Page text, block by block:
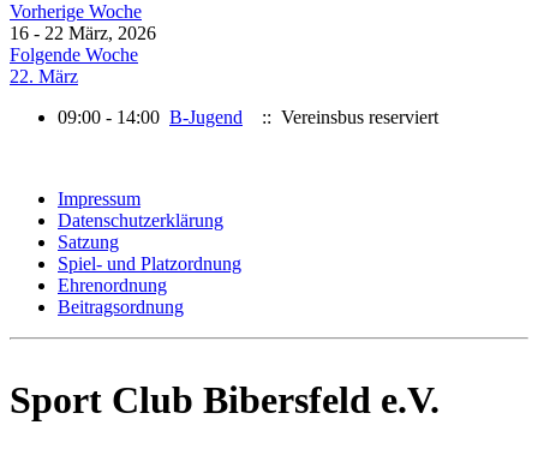
Vorherige Woche
16 - 22 März, 2026
Folgende Woche
22. März
09:00 - 14:00 B-Jugend :: Vereinsbus reserviert
Impressum
Datenschutzerklärung
Satzung
Spiel- und Platzordnung
Ehrenordnung
Beitragsordnung
Sport Club Bibersfeld e.V.